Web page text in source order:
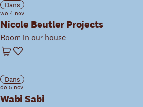
Dans
wo 4 nov
Nicole Beutler Projects
Room in our house
Winkelwagen
Favoriet
Dans
do 5 nov
Wabi Sabi